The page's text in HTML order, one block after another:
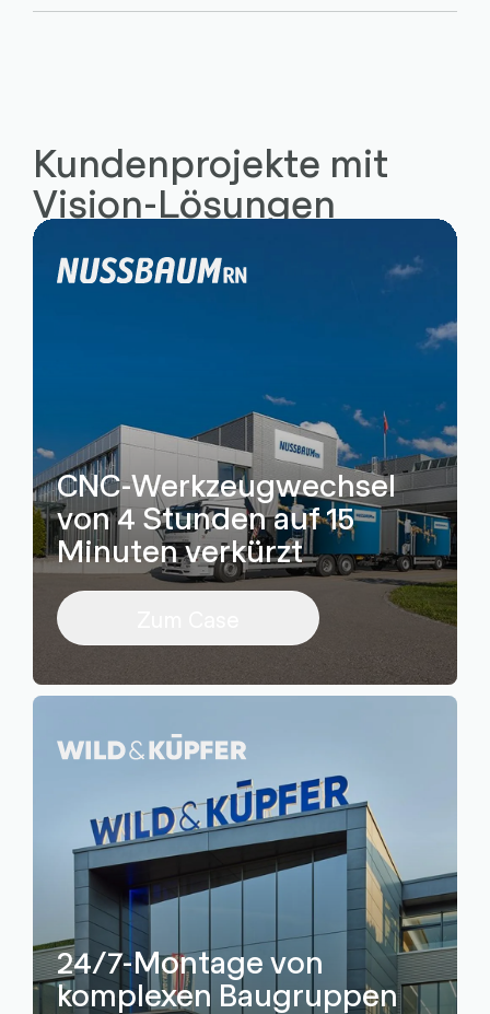
Kundenprojekte mit
Vision-Lösungen
CNC-Werkzeugwechsel
von 4 Stunden auf 15
Minuten verkürzt
24/7-Montage von
komplexen Baugruppen